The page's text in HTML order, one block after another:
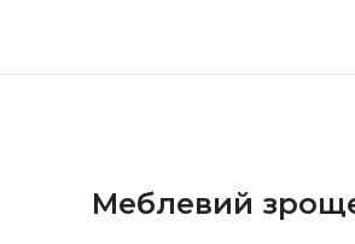
Меблевий